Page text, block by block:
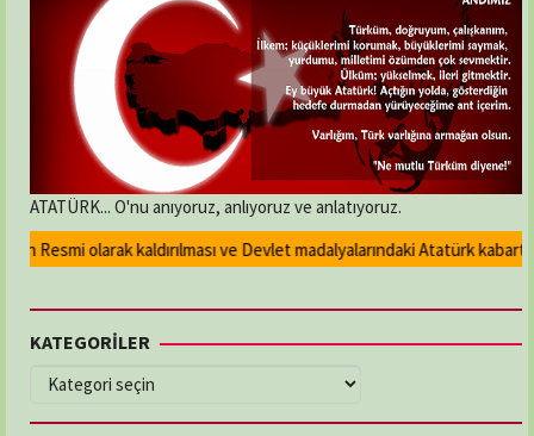
ATATÜRK... O'nu anıyoruz, anlıyoruz ve anlatıyoruz.
Resmi olarak kaldırılması ve Devlet madalyalarındaki Atatürk
KATEGORİLER
KATEGORİLER